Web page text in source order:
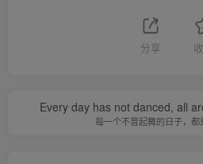
分享
Every day has not danced, all
每一个不曾起舞的日子，都